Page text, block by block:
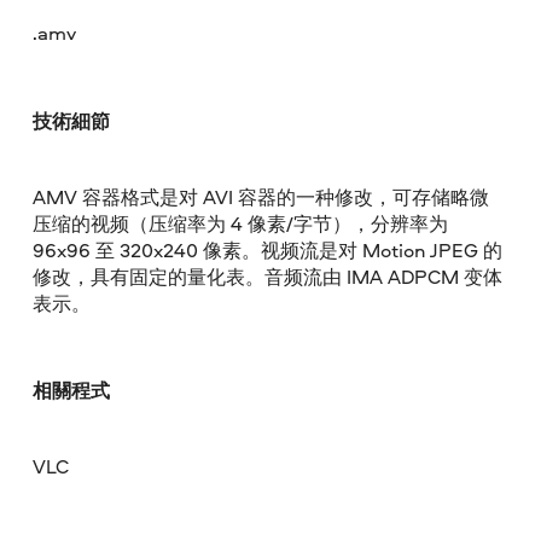
.amv
技術細節
AMV 容器格式是对 AVI 容器的一种修改，可存储略微
压缩的视频（压缩率为 4 像素/字节），分辨率为
96x96 至 320x240 像素。视频流是对 Motion JPEG 的
修改，具有固定的量化表。音频流由 IMA ADPCM 变体
表示。
相關程式
VLC